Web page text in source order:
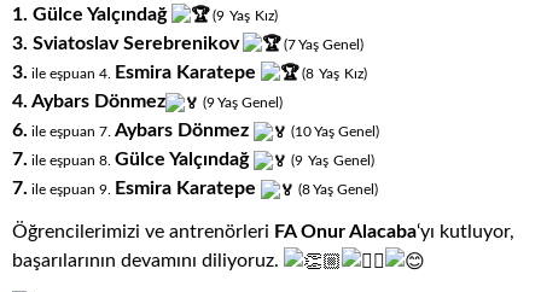
1. Gülce Yalçındağ (9 Yaş Kız)
3. Sviatoslav Serebrenikov (7Yaş Genel)
3. ile eşpuan 4. Esmira Karatepe (8 Yaş Kız)
4. Aybars Dönmez (9Yaş Genel)
6. ile eşpuan 7. Aybars Dönmez (10Yaş Genel)
7. ile eşpuan 8. Gülce Yalçındağ (9 Yaş Genel)
7. ile eşpuan 9. Esmira Karatepe (8Yaş Genel)
Öğrencilerimizi ve antrenörleri FA Onur Alacaba‘yı kutluyor,
başarılarının devamını diliyoruz.